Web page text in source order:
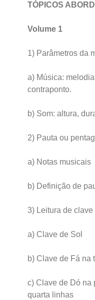
TÓPICOS
Volume 1
1) Parâmetros da
a) Música:
contraponto.
b) Som: altura,
2) Pauta ou
a) Notas musicais
b) Definição de
3) Leitura de clave
a) Clave de Sol
b) Clave de Fá na
c) Clave de Dó na
quarta linhas